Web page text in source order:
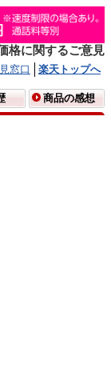
格に関するご意見
窓口
楽天トップへ
商品の感想